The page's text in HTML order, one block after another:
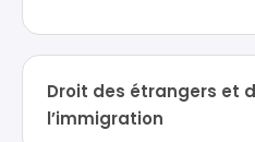
Droit des étrangers et
l’immigration